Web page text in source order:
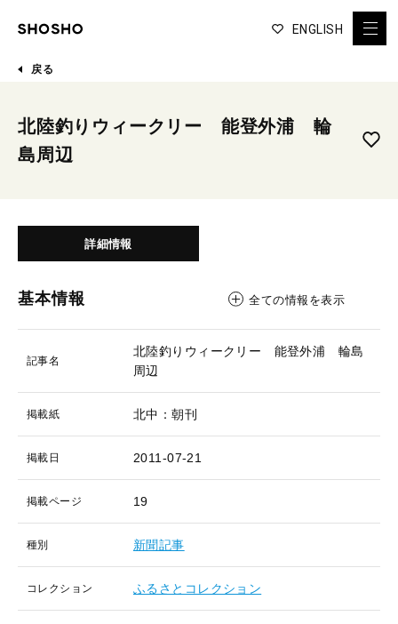
ENGLISH
戻る
北陸釣りウィークリー 能登外浦 輪
島周辺
詳細情報
基本情報 全ての情報を表示
記事名
北陸釣りウィークリー 能登外浦 輪島
周辺
掲載紙 北中：朝刊
掲載日 2011-07-21
掲載ページ 19
種別 新聞記事
コレクション ふるさとコレクション